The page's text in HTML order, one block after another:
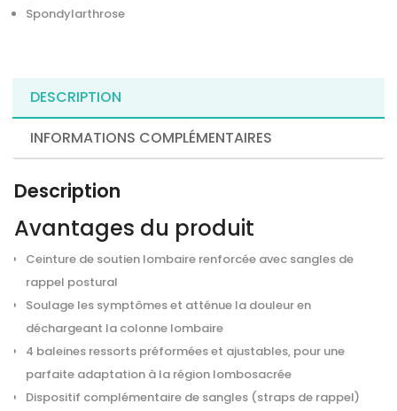
Spondylarthrose
DESCRIPTION
INFORMATIONS COMPLÉMENTAIRES
Description
Avantages du produit
Ceinture de soutien lombaire renforcée avec sangles de
rappel postural
Soulage les symptômes et atténue la douleur en
déchargeant la colonne lombaire
4 baleines ressorts préformées et ajustables, pour une
parfaite adaptation à la région lombosacrée
Dispositif complémentaire de sangles (straps de rappel)